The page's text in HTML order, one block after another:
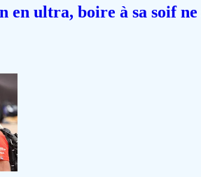
en ultra, boire à sa soif ne